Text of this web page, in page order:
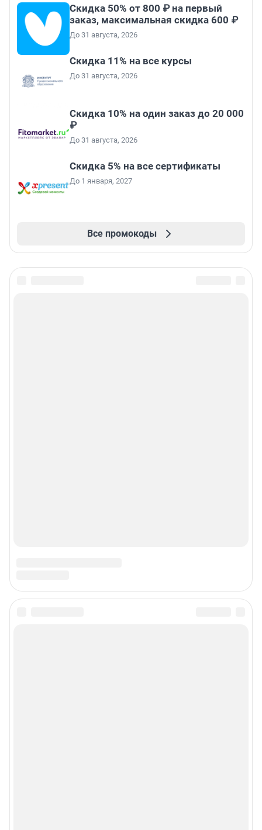
Скидка 50% от 800 ₽ на первый
заказ, максимальная скидка 600 ₽
До 31 августа, 2026
Скидка 11% на все курсы
До 31 августа, 2026
Скидка 10% на один заказ до 20 000
₽
До 31 августа, 2026
Скидка 5% на все сертификаты
До 1 января, 2027
Все промокоды